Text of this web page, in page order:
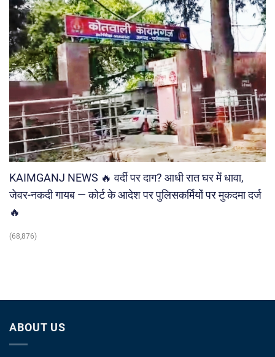
KAIMGANJ NEWS 🔥 वर्दी पर दाग? आधी रात घर में धावा,
जेवर-नकदी गायब — कोर्ट के आदेश पर पुलिसकर्मियों पर मुकदमा दर्ज
🔥
(68,876)
ABOUT US